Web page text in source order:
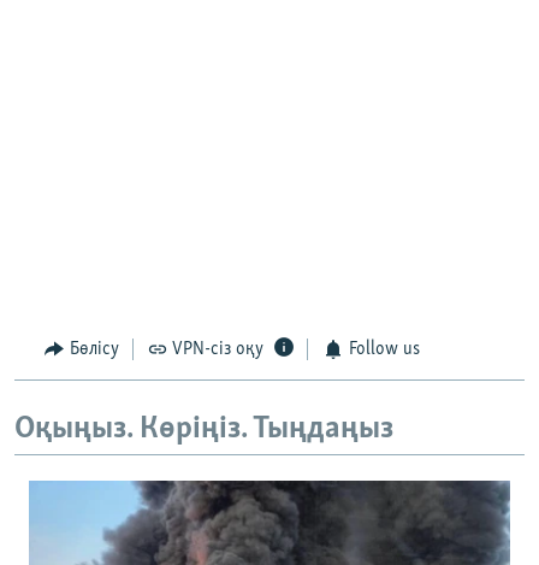
Бөлісу VPN-сіз оқу Follow us
Оқыңыз. Көріңіз. Тыңдаңыз